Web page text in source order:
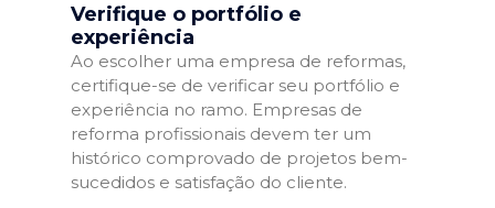
Verifique o portfólio e
experiência
Ao escolher uma empresa de reformas,
certifique-se de verificar seu portfólio e
experiência no ramo. Empresas de
reforma profissionais devem ter um
histórico comprovado de projetos bem-
sucedidos e satisfação do cliente.